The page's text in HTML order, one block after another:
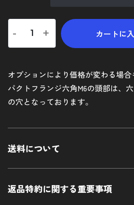
新規会員登録
お気に入り
特定商取引法に基づく表示
プライバシーポリシー
企業サイト
車種別キットはこちら
- + カートに
オプションにより価格が変わる場
パクトフランジ六角M6の頭部は、
の穴となっております。
送料について
返品特約に関する重要事項